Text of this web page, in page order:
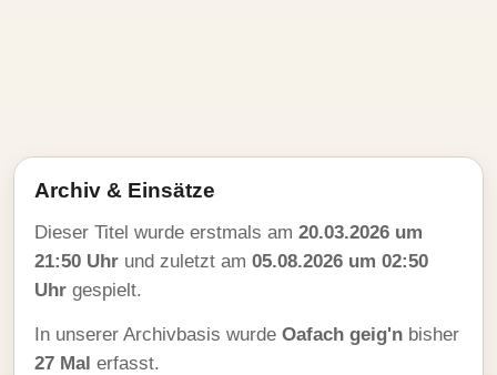
Archiv & Einsätze
Dieser Titel wurde erstmals am 20.03.2026 um
21:50 Uhr und zuletzt am 05.08.2026 um 02:50
Uhr gespielt.
In unserer Archivbasis wurde Oafach geig'n bisher
27 Mal erfasst.